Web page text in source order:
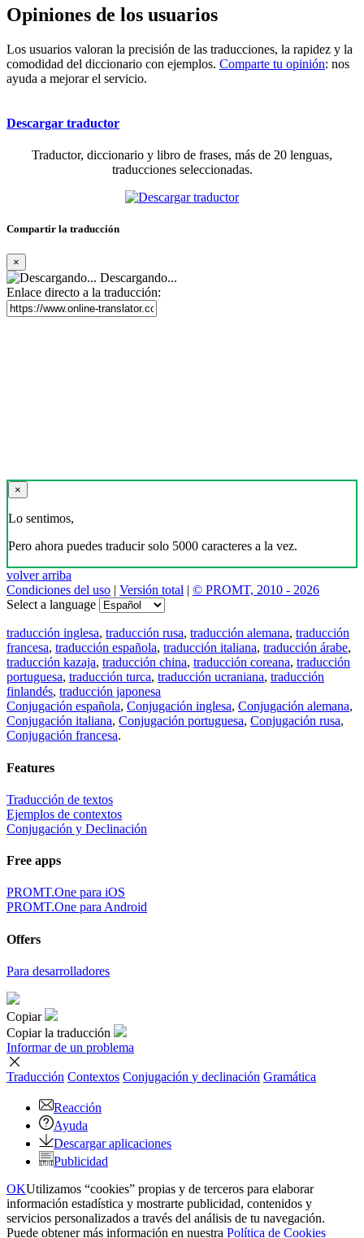
Opiniones de los usuarios
Los usuarios valoran la precisión de las traducciones, la rapidez y la
comodidad del diccionario con ejemplos. Comparte tu opinión: nos
ayuda a mejorar el servicio.
Descargar traductor
Traductor, diccionario y libro de frases, más de 20 lenguas,
traducciones seleccionadas.
Compartir la traducción
×
Descargando...
Enlace directo a la traducción:
×
Lo sentimos,
Pero ahora puedes traducir solo 5000 caracteres a la vez.
volver arriba
Condiciones del uso | Versión total | © PROMT, 2010 - 2026
Select a language
traducción inglesa, traducción rusa, traducción alemana, traducción
francesa, traducción española, traducción italiana, traducción árabe,
traducción kazaja, traducción china, traducción coreana, traducción
portuguesa, traducción turca, traducción ucraniana, traducción
finlandés, traducción japonesa
Conjugación española, Conjugación inglesa, Conjugación alemana,
Conjugación italiana, Conjugación portuguesa, Conjugación rusa,
Conjugación francesa.
Features
Traducción de textos
Ejemplos de contextos
Conjugación y Declinación
Free apps
PROMT.One para iOS
PROMT.One para Android
Offers
Para desarrolladores
Copiar
Copiar la traducción
Informar de un problema
Traducción Contextos Conjugación y declinación Gramática
Reacción
Ayuda
Descargar aplicaciones
Publicidad
OKUtilizamos “cookies” propias y de terceros para elaborar
información estadística y mostrarte publicidad, contenidos y
servicios personalizados a través del análisis de tu navegación.
Puede obtener más información en nuestra Política de Cookies